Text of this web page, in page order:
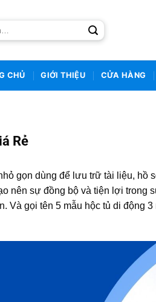
CHỦ GIỚI THIỆU CỬA HÀNG
Rẻ
gọn dùng để lưu trữ tài liệu, hồ
nên sự đồng bộ và tiện lợi trong
Và gọi tên 5 mẫu hộc tủ di động